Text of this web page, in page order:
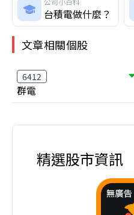
台積電做什麼？
文章相關個股
6412
群電
精選股市資訊